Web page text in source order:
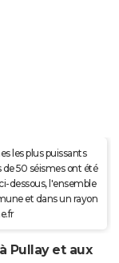
les plus puissants
50 séismes ont été
dessous, l'ensemble
et dans un rayon
Pullay et aux